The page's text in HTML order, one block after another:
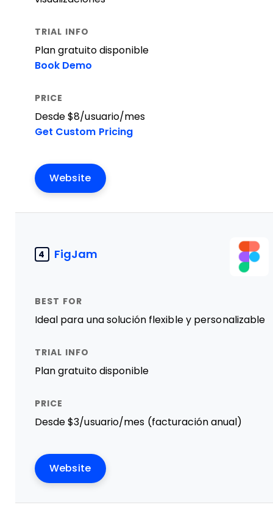
Plan gratuito disponible
Book Demo
Desde $8/usuario/mes
Get Custom Pricing
Website
4 FigJam
Ideal para una solución flexible y personalizable
Plan gratuito disponible
Desde $3/usuario/mes (facturación anual)
Website